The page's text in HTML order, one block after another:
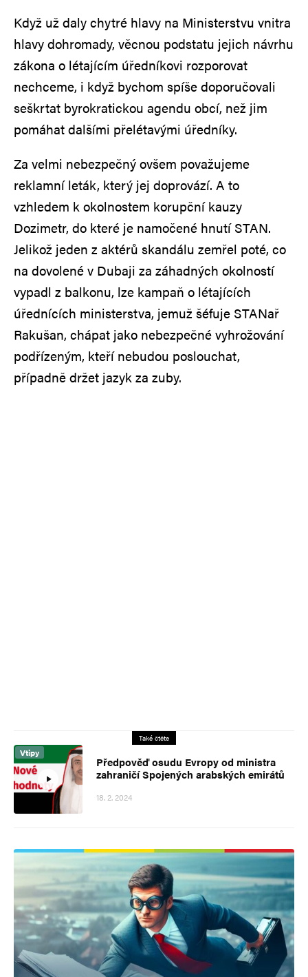
Když už daly chytré hlavy na Ministerstvu vnitra
hlavy dohromady, věcnou podstatu jejich návrhu
zákona o létajícím úředníkovi rozporovat
nechceme, i když bychom spíše doporučovali
seškrtat byrokratickou agendu obcí, než jim
pomáhat dalšími přelétavými úředníky.
Za velmi nebezpečný ovšem považujeme
reklamní leták, který jej doprovází. A to
vzhledem k okolnostem korupční kauzy
Dozimetr, do které je namočené hnutí STAN.
Jelikož jeden z aktérů skandálu zemřel poté, co
na dovolené v Dubaji za záhadných okolností
vypadl z balkonu, lze kampaň o létajících
úřednících ministerstva, jemuž šéfuje STANař
Rakušan, chápat jako nebezpečné vyhrožování
podřízeným, kteří nebudou poslouchat,
případně držet jazyk za zuby.
Také čtěte
Vtipy
Předpověď osudu Evropy od ministra
zahraničí Spojených arabských emirátů
18. 2. 2024